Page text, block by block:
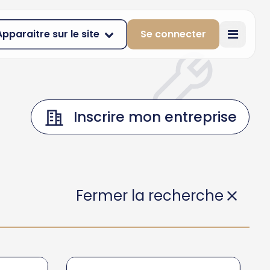
sur le site Se connecter
Inscrire mon entreprise
Fermer la recherche